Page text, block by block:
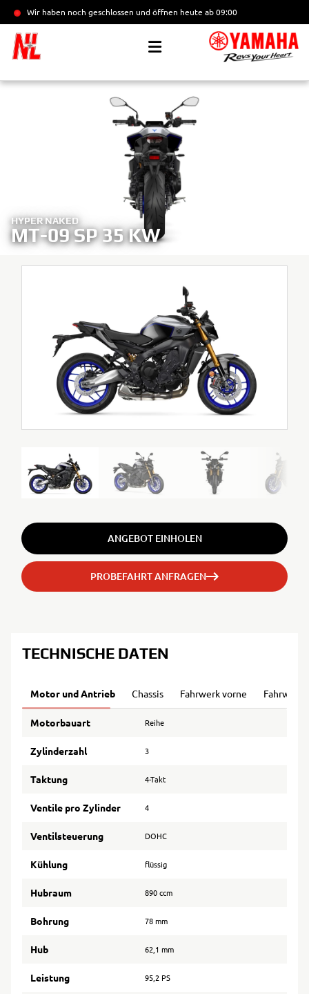
Wir haben noch geschlossen und öffnen heute ab 09:00
HYPER NAKED
MT-09 SP 35 KW
ANGEBOT EINHOLEN
PROBEFAHRT ANFRAGEN
TECHNISCHE DATEN
Motor und Antrieb Chassis Fahrwerk vorne Fahrwerk
Motorbauart Reihe
Zylinderzahl 3
Taktung 4-Takt
Ventile pro Zylinder 4
Ventilsteuerung DOHC
Kühlung flüssig
Hubraum 890 ccm
Bohrung 78 mm
Hub 62,1 mm
Leistung 95,2 PS